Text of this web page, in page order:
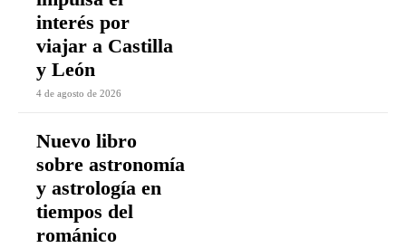
interés por
viajar a Castilla
y León
4 de agosto de 2026
Nuevo libro
sobre astronomía
y astrología en
tiempos del
románico